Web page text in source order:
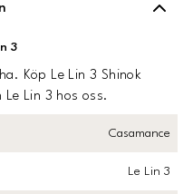
3
Köp Le Lin 3 Shinok
Le Lin 3 hos oss.
Casamance
Le Lin 3